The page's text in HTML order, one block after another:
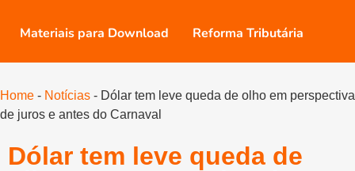
Materiais para Download Reforma Tributária
Home - Notícias - Dólar tem leve queda de olho em perspectiva
de juros e antes do Carnaval
Dólar tem leve queda de